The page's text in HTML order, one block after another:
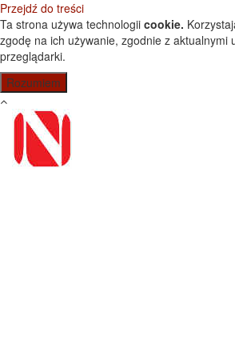
Przejdź do treści
Ta strona używa technologii cookie.
zgodę na ich używanie, zgodnie z aktualnymi
przeglądarki.